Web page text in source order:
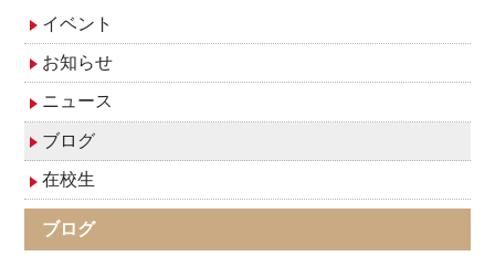
イベント
お知らせ
ニュース
ブログ
在校生
ブログ